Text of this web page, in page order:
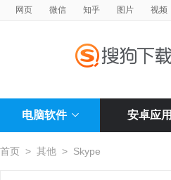
网页 微信 知乎 图片 视频
电脑软件 安卓应用
首页 > 其他 > Skype